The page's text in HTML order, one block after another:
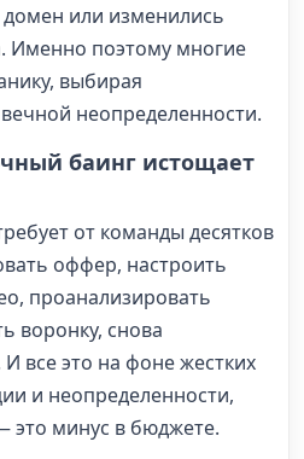
или изменились
Именно поэтому многие
выбирая
неопределенности.
баинг истощает
от команды десятков
оффер, настроить
проанализировать
воронку, снова
И все это на фоне жестких
и неопределенности,
это минус в бюджете.